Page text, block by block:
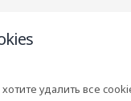
удалить все